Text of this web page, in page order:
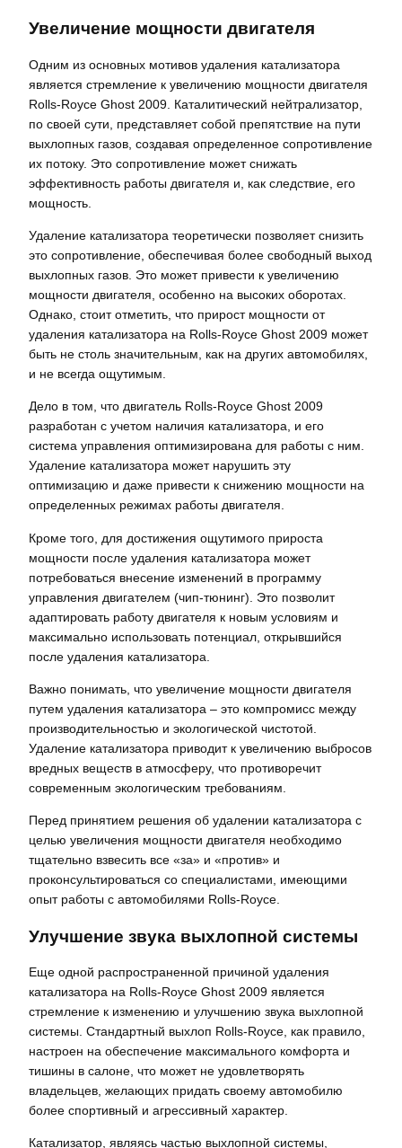
Увеличение мощности двигателя
Одним из основных мотивов удаления катализатора
является стремление к увеличению мощности двигателя
Rolls-Royce Ghost 2009. Каталитический нейтрализатор,
по своей сути, представляет собой препятствие на пути
выхлопных газов, создавая определенное сопротивление
их потоку. Это сопротивление может снижать
эффективность работы двигателя и, как следствие, его
мощность.
Удаление катализатора теоретически позволяет снизить
это сопротивление, обеспечивая более свободный выход
выхлопных газов. Это может привести к увеличению
мощности двигателя, особенно на высоких оборотах.
Однако, стоит отметить, что прирост мощности от
удаления катализатора на Rolls-Royce Ghost 2009 может
быть не столь значительным, как на других автомобилях,
и не всегда ощутимым.
Дело в том, что двигатель Rolls-Royce Ghost 2009
разработан с учетом наличия катализатора, и его
система управления оптимизирована для работы с ним.
Удаление катализатора может нарушить эту
оптимизацию и даже привести к снижению мощности на
определенных режимах работы двигателя.
Кроме того, для достижения ощутимого прироста
мощности после удаления катализатора может
потребоваться внесение изменений в программу
управления двигателем (чип-тюнинг). Это позволит
адаптировать работу двигателя к новым условиям и
максимально использовать потенциал, открывшийся
после удаления катализатора.
Важно понимать, что увеличение мощности двигателя
путем удаления катализатора – это компромисс между
производительностью и экологической чистотой.
Удаление катализатора приводит к увеличению выбросов
вредных веществ в атмосферу, что противоречит
современным экологическим требованиям.
Перед принятием решения об удалении катализатора с
целью увеличения мощности двигателя необходимо
тщательно взвесить все «за» и «против» и
проконсультироваться со специалистами, имеющими
опыт работы с автомобилями Rolls-Royce.
Улучшение звука выхлопной системы
Еще одной распространенной причиной удаления
катализатора на Rolls-Royce Ghost 2009 является
стремление к изменению и улучшению звука выхлопной
системы. Стандартный выхлоп Rolls-Royce, как правило,
настроен на обеспечение максимального комфорта и
тишины в салоне, что может не удовлетворять
владельцев, желающих придать своему автомобилю
более спортивный и агрессивный характер.
Катализатор, являясь частью выхлопной системы,